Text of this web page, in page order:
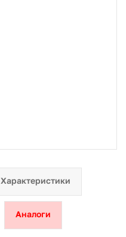
Характеристики
Аналоги